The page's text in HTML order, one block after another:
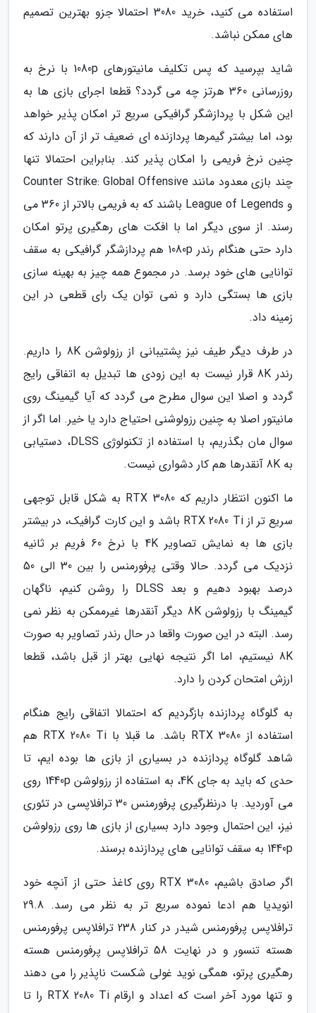
استفاده می کنید، خرید 3080 احتمالا جزو بهترین تصمیم
های ممکن نباشد.
شاید بپرسید که پس تکلیف مانیتورهای 1080p با نرخ به
روزرسانی 360 هرتز چه می گردد؟ قطعا اجرای بازی ها به
این شکل با پردازشگر گرافیکی سریع تر امکان پذیر خواهد
بود، اما بیشتر گیمرها پردازنده ای ضعیف تر از آن دارند که
چنین نرخ فریمی را امکان پذیر کند. بنابراین احتمالا تنها
چند بازی معدود مانند Counter Strike: Global Offensive
و League of Legends باشند که به فریمی بالاتر از 360 می
رسند. از سوی دیگر اما با افکت های رهگیری پرتو امکان
دارد حتی هنگام رندر 1080p هم پردازشگر گرافیکی به سقف
توانایی های خود برسد. در مجموع همه چیز به بهینه سازی
بازی ها بستگی دارد و نمی توان یک رای قطعی در این
زمینه داد.
در طرف دیگر طیف نیز پشتیبانی از رزولوشن 8K را داریم.
رندر 8K قرار نیست به این زودی ها تبدیل به اتفاقی رایج
گردد و اصلا این سوال مطرح می گردد که آیا گیمینگ روی
مانیتور اصلا به چنین رزولوشنی احتیاج دارد یا خیر. اما اگر از
سوال مان بگذریم، با استفاده از تکنولوژی DLSS، دستیابی
به 8K آنقدرها هم کار دشواری نیست.
ما اکنون انتظار داریم که RTX 3080 به شکل قابل توجهی
سریع تر از RTX 2080 Ti باشد و این کارت گرافیک، در بیشتر
بازی ها به نمایش تصاویر 4K با نرخ 60 فریم بر ثانیه
نزدیک می گردد. حالا وقتی پرفورمنس را بین 30 الی 50
درصد بهبود دهیم و بعد DLSS را روشن کنیم، ناگهان
گیمینگ با رزولوشن 8K دیگر آنقدرها غیرممکن به نظر نمی
رسد. البته در این صورت واقعا در حال رندر تصاویر به صورت
8K نیستیم، اما اگر نتیجه نهایی بهتر از قبل باشد، قطعا
ارزش امتحان کردن را دارد.
به گلوگاه پردازنده بازگردیم که احتمالا اتفاقی رایج هنگام
استفاده از RTX 3080 باشد. ما قبلا با RTX 2080 Ti هم
شاهد گلوگاه پردازنده در بسیاری از بازی ها بوده ایم، تا
حدی که باید به جای 4K، به استفاده از رزولوشن 1440p روی
می آوردید. با درنظرگیری پرفورمنس 30 ترافلاپسی در تئوری
نیز، این احتمال وجود دارد بسیاری از بازی ها روی رزولوشن
1440p به سقف توانایی های پردازنده برسند.
اگر صادق باشیم، RTX 3080 روی کاغذ حتی از آنچه خود
انویدیا هم ادعا نموده سریع تر به نظر می رسد. 29.8
ترافلاپس پرفورمنس شیدر در کنار 238 ترافلاپس پرفورمنس
هسته تنسور و در نهایت 58 ترافلاپس پرفورمنس هسته
رهگیری پرتو، همگی نوید غولی شکست ناپذیر را می دهند
و تنها مورد آخر است که اعداد و ارقام RTX 2080 Ti را تا